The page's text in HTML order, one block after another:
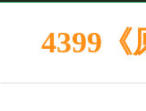
4399《